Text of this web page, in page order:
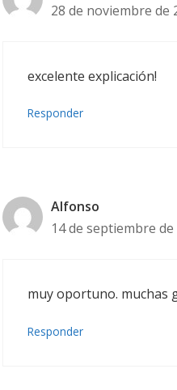
28 de noviembre de
excelente explicación!
Responder
Alfonso
14 de septiembre
muy oportuno. muchas
Responder